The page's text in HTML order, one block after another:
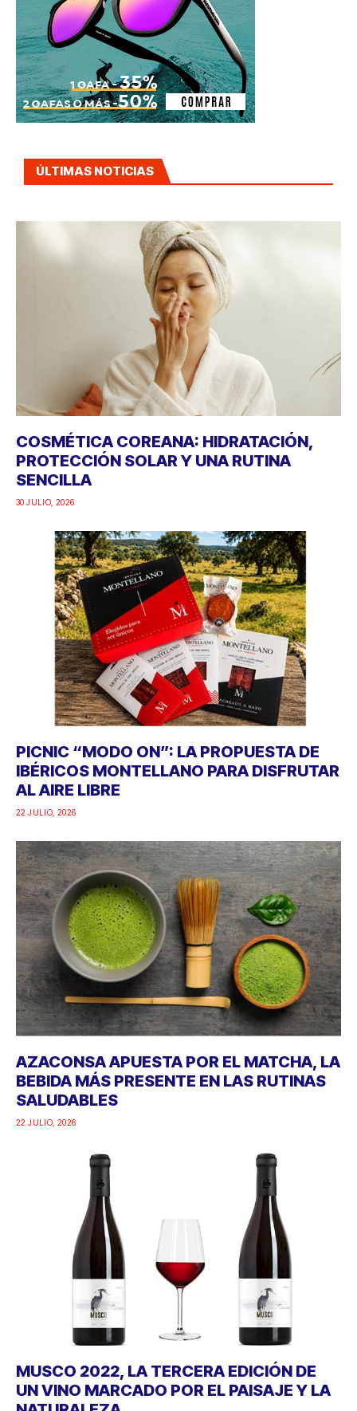
ÚLTIMAS NOTICIAS
COSMÉTICA COREANA: HIDRATACIÓN,
PROTECCIÓN SOLAR Y UNA RUTINA
SENCILLA
30 JULIO, 2026
PICNIC “MODO ON”: LA PROPUESTA DE
IBÉRICOS MONTELLANO PARA DISFRUTAR
AL AIRE LIBRE
22 JULIO, 2026
AZACONSA APUESTA POR EL MATCHA, LA
BEBIDA MÁS PRESENTE EN LAS RUTINAS
SALUDABLES
22 JULIO, 2026
MUSCO 2022, LA TERCERA EDICIÓN DE
UN VINO MARCADO POR EL PAISAJE Y LA